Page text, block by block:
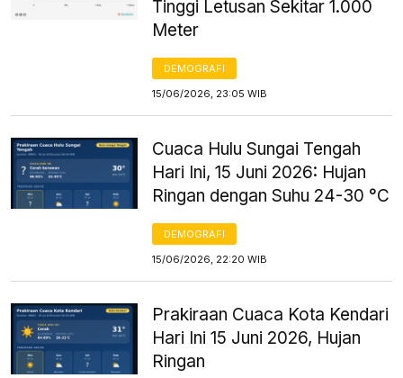
Tinggi Letusan Sekitar 1.000
Meter
DEMOGRAFI
15/06/2026, 23:05 WIB
Cuaca Hulu Sungai Tengah
Hari Ini, 15 Juni 2026: Hujan
Ringan dengan Suhu 24-30 °C
DEMOGRAFI
15/06/2026, 22:20 WIB
Prakiraan Cuaca Kota Kendari
Hari Ini 15 Juni 2026, Hujan
Ringan